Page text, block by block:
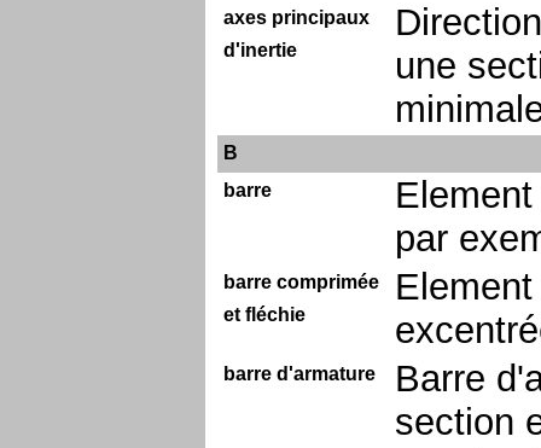
axes principaux
d'inertie
une
B
barre
par
barre comprimée
et fléchie
barre d'armature
Barre
section